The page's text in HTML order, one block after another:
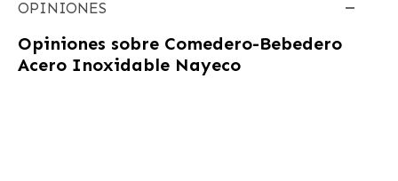
OPINIONES
Opiniones sobre Comedero-Bebedero
Acero Inoxidable Nayeco